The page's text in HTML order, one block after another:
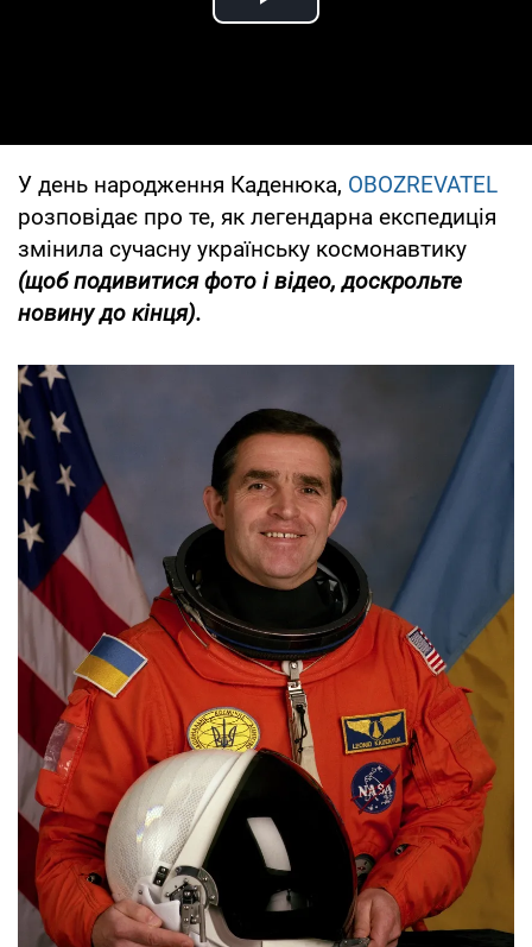
Play Video
У день народження Каденюка, OBOZREVATEL
розповідає про те, як легендарна експедиція
змінила сучасну українську космонавтику
(щоб подивитися фото і відео, доскрольте
новину до кінця).